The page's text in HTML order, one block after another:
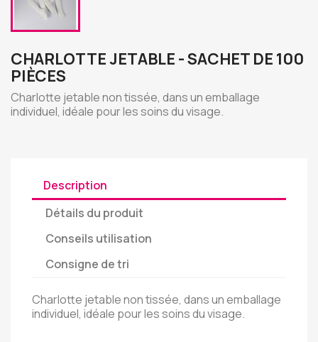
CHARLOTTE JETABLE - SACHET DE 100
PIÈCES
Charlotte jetable non tissée, dans un emballage
individuel, idéale pour les soins du visage.
Description
Détails du produit
Conseils utilisation
Consigne de tri
Charlotte jetable non tissée, dans un emballage
individuel, idéale pour les soins du visage.